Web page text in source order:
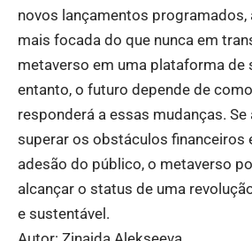
novos lançamentos programados,
mais focada do que nunca em
metaverso em uma plataforma de
entanto, o futuro depende de
responderá a essas mudanças.
superar os obstáculos financeiros
adesão do público, o metaverso
alcançar o status de uma
e sustentável.